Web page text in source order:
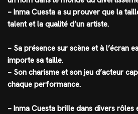
– Inma Cuesta a su prouver que la
talent et la qualité d’un artiste.
– Sa présence sur scène et à l’écran
importe sa taille.
– Son charisme et son jeu d’acteur
chaque performance.
– Inma Cuesta brille dans divers rôles